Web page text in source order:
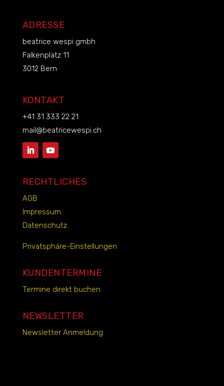
ADRESSE
beatrice wespi gmbh
Falkenplatz 11
3012 Bern
KONTAKT
+41 31 333 22 21
mail@beatricewespi.ch
RECHTLICHES
AGB
Impressum
Datenschutz
Privatsphäre-Einstellungen
KUNDENTERMINE
Termine direkt buchen
NEWSLETTER
Newsletter Anmeldung